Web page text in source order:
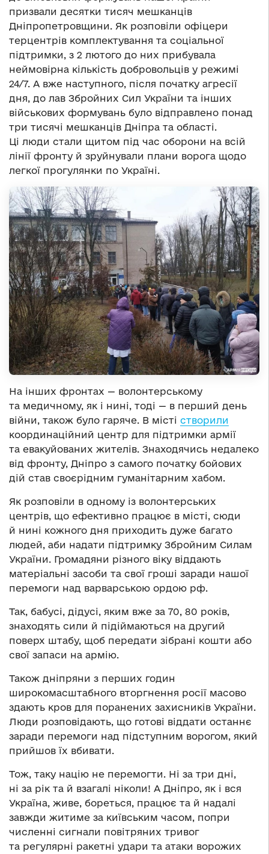
призвали десятки тисяч мешканців
Дніпропетровщини. Як розповіли офіцери
терцентрів комплектування та соціальної
підтримки, з 2 лютого до них прибувала
неймовірна кількість добровольців у режимі
24/7. А вже наступного, після початку агресії
дня, до лав Збройних Сил України та інших
військових формувань було відправлено понад
три тисячі мешканців Дніпра та області.
Ці люди стали щитом під час оборони на всій
лінії фронту й зруйнували плани ворога щодо
легкої прогулянки по Україні.
На інших фронтах — волонтерському
та медичному, як і нині, тоді — в перший день
війни, також було гаряче. В місті створили
координаційний центр для підтримки армії
та евакуйованих жителів. Знаходячись недалеко
від фронту, Дніпро з самого початку бойових
дій став своєрідним гуманітарним хабом.
Як розповіли в одному із волонтерських
центрів, що ефективно працює в місті, сюди
й нині кожного дня приходить дуже багато
людей, аби надати підтримку Збройним Силам
України. Громадяни різного віку віддають
матеріальні засоби та свої гроші заради нашої
перемоги над варварською ордою рф.
Так, бабусі, дідусі, яким вже за 70, 80 років,
знаходять сили й підіймаються на другий
поверх штабу, щоб передати зібрані кошти або
свої запаси на армію.
Також дніпряни з перших годин
широкомасштабного вторгнення росії масово
здають кров для поранених захисників України.
Люди розповідають, що готові віддати останнє
заради перемоги над підступним ворогом, який
прийшов їх вбивати.
Тож, таку націю не перемогти. Ні за три дні,
ні за рік та й взагалі ніколи! А Дніпро, як і вся
Україна, живе, бореться, працює та й надалі
завжди житиме за київським часом, попри
численні сигнали повітряних тривог
та регулярні ракетні удари та атаки ворожих